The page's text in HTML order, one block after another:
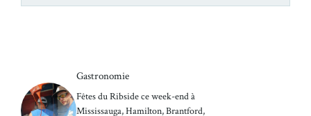
Gastronomie
Fêtes du Ribside ce week-end à
Mississauga, Hamilton, Brantford,